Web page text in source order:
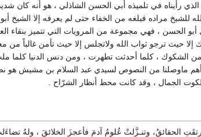
رأيناه في تلميذه أبي الحسن الشاذلي ، هو أنه كان
للشيخ مراده فبلغه من الخفاء حتى لم يعرفه إلا الشيخ
الحسن ، فهي مجموعة من المرويات التي تتميز بنقاء
حيث ترجو ثواب الله ولاتجلس إلا حيث تأمن غالباً من
من الشكوك ، كلما أحدثت تطهرت ، ومن دنس الدنيا كلما
أهم ماوصلنا من النصوص لسيدي عبد السلام بن مشيش هو
الجمال ، وقد كانت محط أنظار الشرّاح .
الحقائقُ، وتنـزَّلتْ عُلومُ آدمَ فأعجزَ الخلائقَ ، ولهُ